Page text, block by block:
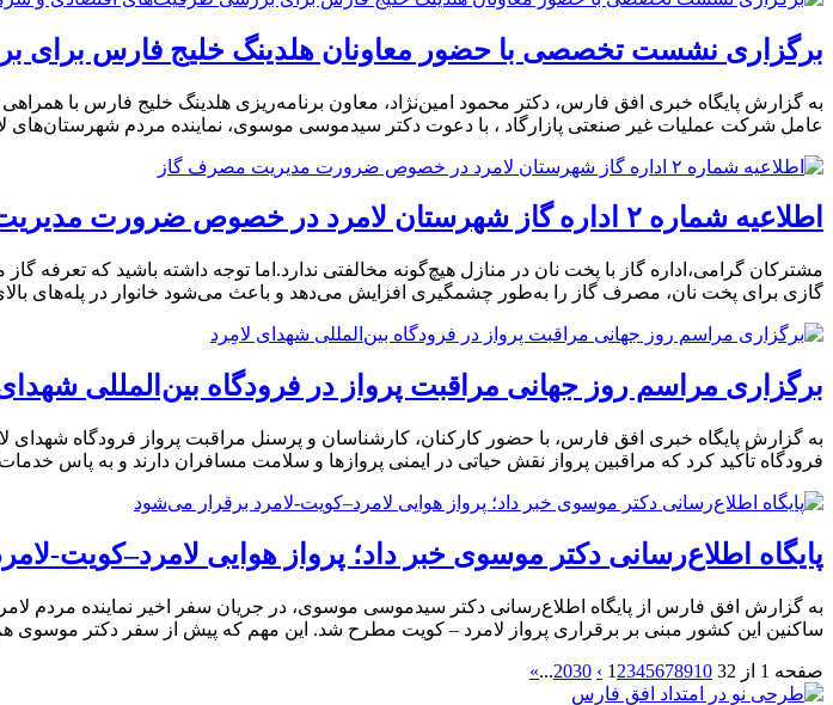
برگزاری نشست تخصصی با حضور معاونان هلدینگ خلیج فارس برای
به گزارش پایگاه خبری افق فارس، دکتر محمود امین‌نژاد، معاون برنامه‌ریزی هلدینگ خلیج فارس با
عامل شرکت عملیات غیر صنعتی پازارگاد ، با دعوت دکتر سیدموسی موسوی، نماینده مردم شهرستان‌های
اطلاعیه شماره ۲ اداره گاز شهرستان لامرد در خصوص ضرورت مدیریت مصرف گاز
مشترکان گرامی،اداره گاز با پخت نان در منازل هیچ‌گونه مخالفتی ندارد.اما توجه داشته باشید که
گازی برای پخت نان، مصرف گاز را به‌طور چشمگیری افزایش می‌دهد و باعث می‌شود خانوار در پله‌های بالای مصرف (پله
برگزاری مراسم روز جهانی مراقبت پرواز در فرودگاه بین‌المللی
به گزارش پایگاه خبری افق فارس، با حضور کارکنان، کارشناسان و پرسنل مراقبت پرواز فرودگاه شهدای
فرودگاه تأکید کرد که مراقبین پرواز نقش حیاتی در ایمنی پروازها و سلامت مسافران دارند و به پاس خدمات
پایگاه اطلاع‌رسانی دکتر موسوی خبر داد؛ پرواز هوایی لامرد–کویت-
به گزارش افق فارس از پایگاه اطلاع‌رسانی دکتر سیدموسی موسوی، در جریان سفر اخیر نماینده مردم
ساکنین این کشور مبنی بر برقراری پرواز لامرد – کویت مطرح شد. این مهم که پیش از سفر دکتر موسوی
صفحه 1 از 32 1 2345678910
›
2030
...
»